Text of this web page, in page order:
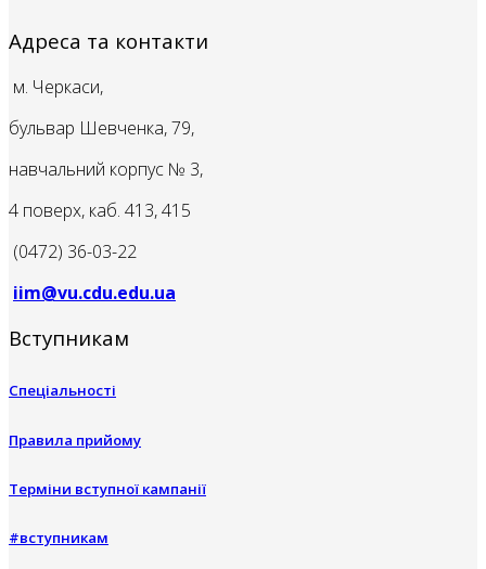
Адреса та контакти
м. Черкаси,
бульвар Шевченка, 79,
навчальний корпус № 3,
4 поверх, каб. 413, 415
(0472) 36-03-22
iim@vu.cdu.edu.ua
Вступникам
Спеціальності
Правила прийому
Терміни вступної кампанії
#вступникам